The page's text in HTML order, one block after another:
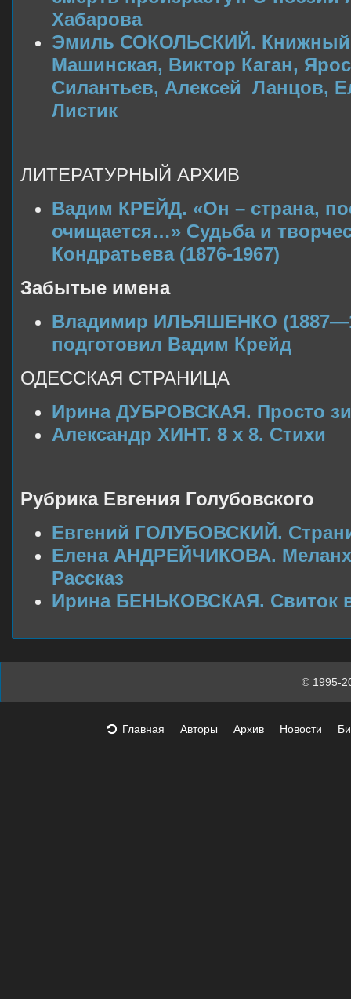
Хабарова
Эмиль СОКОЛЬСКИЙ. Книжный
Машинская, Виктор Каган,
Силантьев, Алексей Ланцов,
Листик
ЛИТЕРАТУРНЫЙ АРХИВ
Вадим КРЕЙД. «Он – страна,
очищается…» Судьба и
Кондратьева (1876-1967)
Забытые имена
Владимир ИЛЬЯШЕНКО
подготовил Вадим Крейд
ОДЕССКАЯ СТРАНИЦА
Ирина ДУБРОВСКАЯ. Просто
Александр ХИНТ. 8 х 8. Стихи
Рубрика Евгения Голубовского
Евгений ГОЛУБОВСКИЙ.
Елена АНДРЕЙЧИКОВА.
Рассказ
Ирина БЕНЬКОВСКАЯ. Свиток
© 1995-
Главная Авторы Архив Новости